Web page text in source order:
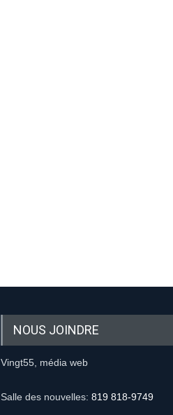
NOUS JOINDRE
Vingt55, média web
Salle des nouvelles: 819 818-9749